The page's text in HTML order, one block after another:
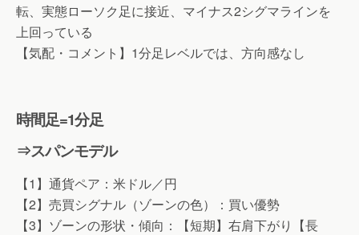
転、実態ローソク足に接近、マイナス2シグマラインを
上回っている
【気配・コメント】1分足レベルでは、方向感なし
時間足=1分足
⇒スパンモデル
【1】通貨ペア：米ドル／円
【2】売買シグナル（ゾーンの色）：買い優勢
【3】ゾーンの形状・傾向：【短期】右肩下がり【長